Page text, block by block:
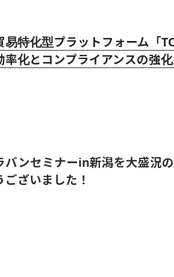
易特化型プラットフォーム「
化とコンプライアンスの強
バンセミナーin新潟を大盛況
ざいました！